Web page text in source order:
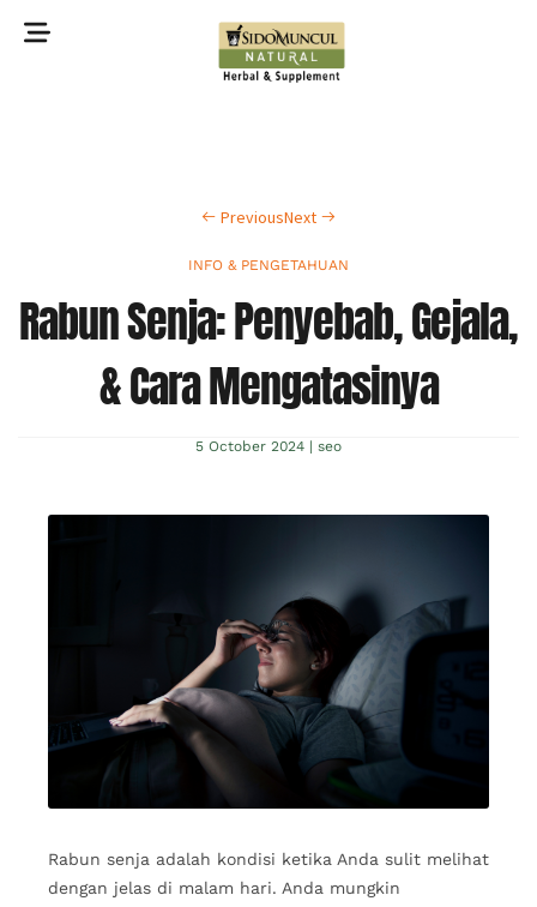
PreviousNext
INFO & PENGETAHUAN
Rabun Senja: Penyebab, Gejala,
& Cara Mengatasinya
5 October 2024 | seo
Rabun senja adalah kondisi ketika Anda sulit melihat
dengan jelas di malam hari. Anda mungkin